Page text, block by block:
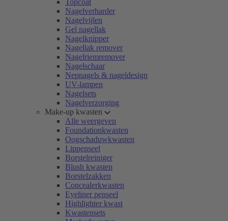
Topcoat
Nagelverharder
Nagelvijlen
Gel nagellak
Nagelknipper
Nagellak remover
Nagelriemremover
Nagelschaar
Nepnagels & nageldesign
UV-lampen
Nagelsets
Nagelverzorging
Make-up kwasten
Alle weergeven
Foundationkwasten
Oogschaduwkwasten
Lippenseel
Borstelreiniger
Blush kwasten
Borstelzakken
Concealerkwasten
Eyeliner penseel
Highlighter kwast
Kwastensets